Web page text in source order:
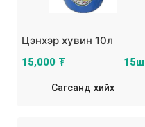
Цэнхэр хувин 10л
15,000 ₮ 15ш
Сагсанд хийх